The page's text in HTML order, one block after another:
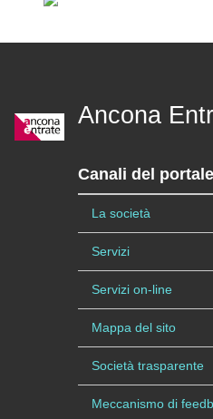
Ancona
Canali del portale
La società
Servizi
Servizi on-line
Mappa del sito
Società trasparente
Meccanismo di